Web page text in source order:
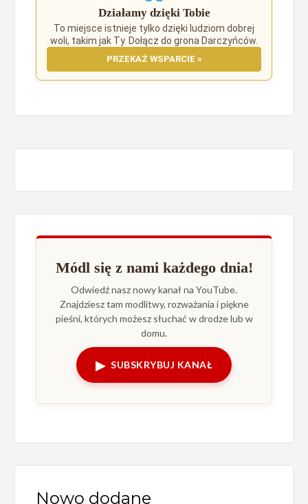
Działamy dzięki Tobie
To miejsce istnieje tylko dzięki ludziom dobrej
woli, takim jak Ty. Dołącz do grona Darczyńców.
PRZEKAŻ WSPARCIE »
Módl się z nami każdego dnia!
Odwiedź nasz nowy kanał na YouTube.
Znajdziesz tam modlitwy, rozważania i piękne
pieśni, których możesz słuchać w drodze lub w
domu.
▶ SUBSKRYBUJ KANAŁ
Nowo dodane